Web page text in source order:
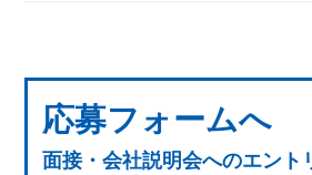
応募フォームへ
面接・会社説明会へのエント